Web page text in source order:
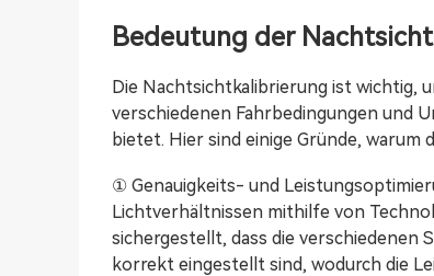
Bedeutung der
Die Nachtsichtkalibrierung ist wichtig,
verschiedenen Fahrbedingungen und
bietet. Hier sind einige Gründe,
① Genauigkeits- und
Lichtverhältnissen mithilfe von
sichergestellt, dass die verschiedenen
korrekt eingestellt sind, wodurch die